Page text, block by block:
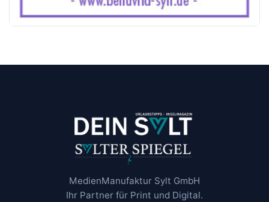
MedienManufaktur Sylt GmbH
Ihr Partner für Print und Digital.